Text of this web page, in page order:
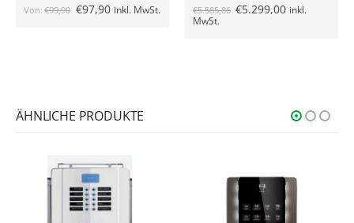
Von: €99,90 €97,90 inkl. MwSt. €5.585,86 €5.299,00 inkl.
MwSt.
ÄHNLICHE PRODUKTE